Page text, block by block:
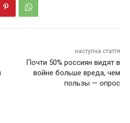
наступна стаття
Почти 50% россиян видят в
войне больше вреда, чем
пользы — опрос